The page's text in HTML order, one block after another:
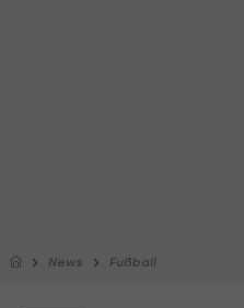
News Fußball